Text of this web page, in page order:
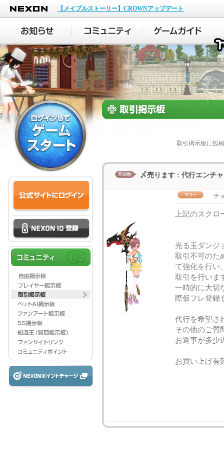
NEXON
【メイプルストーリー】CROWNアップデート
取引掲示板に投
〆売ります : 代行エンチ
チ
上記のスク
光る玉ダンジ
取引不可のた
て強化を行い
取引を行いま
一時的に大切
際仮フレ登録
代行を希望さ
その他のご質
お返事が多少
お買い上げ有